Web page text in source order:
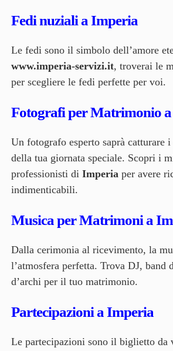
Fedi nuziali a Imperia
Le fedi sono il simbolo dell’amore
www.imperia-servizi.it, troverai le
per scegliere le fedi perfette per voi.
Fotografi per Matrimonio
Un fotografo esperto saprà catturare
della tua giornata speciale. Scopri i
professionisti di Imperiaper avere
indimenticabili.
Musica per Matrimoni a
Dalla cerimonia al ricevimento, la
l’atmosfera perfetta. Trova DJ, band
d’archi per il tuo matrimonio.
Partecipazioni a Imperia
Le partecipazioni sono il biglietto da